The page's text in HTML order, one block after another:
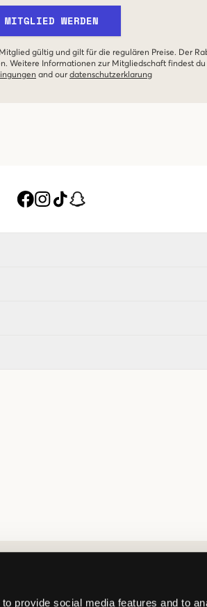
provide social media features and to
MITGLIED WERDEN
gültig und gilt für die regulären Preise. Der
Weitere Informationen zur Mitgliedschaft findest du
and our datenschutzerklarung